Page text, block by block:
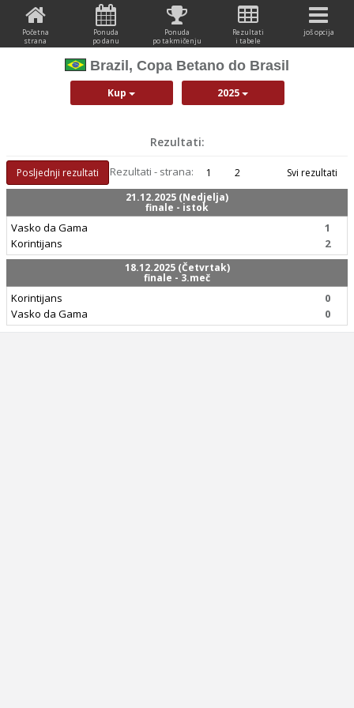
Početna
strana
Ponuda
po danu
Ponuda
po takmičenju
Rezultati
i tabele
još opcija
Brazil, Copa Betano do Brasil
Kup 2025
Rezultati:
Posljednji rezultati Rezultati - strana: 1 2
Svi rezultati
21.12.2025 (Nedjelja)
finale - istok
Vasko da Gama
Korintijans
1
2
18.12.2025 (Četvrtak)
finale - 3.meč
Korintijans
Vasko da Gama
0
0